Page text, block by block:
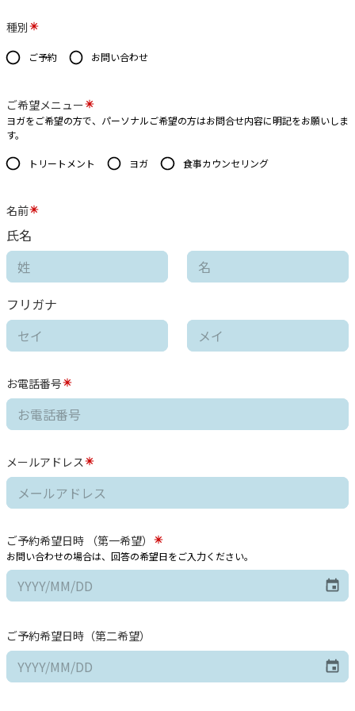
種別
ご予約 お問い合わせ
ご希望メニュー
ヨガをご希望の方で、パーソナルご希望の方はお問合せ内容に明記をお願いしま
す。
トリートメント ヨガ 食事カウンセリング
名前
氏名
フリガナ
お電話番号
メールアドレス
ご予約希望日時 （第一希望）
お問い合わせの場合は、回答の希望日をご入力ください。
ご予約希望日時（第二希望）